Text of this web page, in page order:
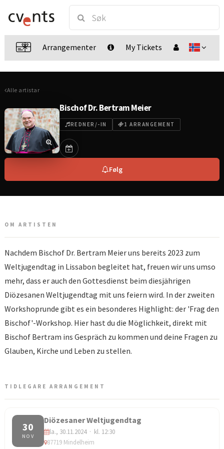
Arrangementer My Tickets
Alle artistar
Bischof Dr. Bertram Meier
REDNER/-IN 1 ARRANGEMENT
Følg
OM ARTISTEN
Nachdem Bischof Dr. Bertram Meier uns bereits 2023 zum
Weltjugendtag in Lissabon begleitet hat, freuen wir uns umso
mehr, dass er auch den Gottesdienst beim diesjährigen
Diözesanen Weltjugendtag mit uns feiern wird. In der zweiten
Workshoprunde gibt es ein besonderes Highlight: der 'Frag den
Bischof'-Workshop. Hier hast du die Möglichkeit, direkt mit
Bischof Bertram ins Gespräch zu kommen und deine Fragen zu
Glauben, Kirche und Leben zu stellen.
TIDLEGARE ARRANGEMENT
30
NOV
Diözesaner Weltjugendtag
la., 30.11.2024 · kl. 12:30
87719 Mindelheim